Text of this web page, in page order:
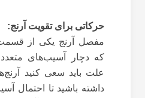
حرکاتی برای تقویت آرنج:
مفصل آرنج یکی از
که دچار آسیب‌های
علت باید سعی کنید
داشته باشید تا احتمال